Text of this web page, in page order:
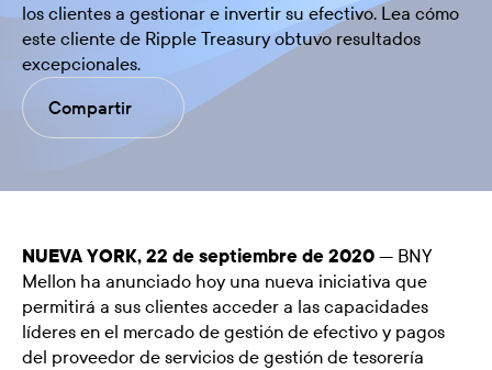
los clientes a gestionar e invertir su efectivo. Lea cómo
este cliente de Ripple Treasury obtuvo resultados
excepcionales.
Compartir
NUEVA YORK, 22 de septiembre de 2020 — BNY
Mellon ha anunciado hoy una nueva iniciativa que
permitirá a sus clientes acceder a las capacidades
líderes en el mercado de gestión de efectivo y pagos
del proveedor de servicios de gestión de tesorería